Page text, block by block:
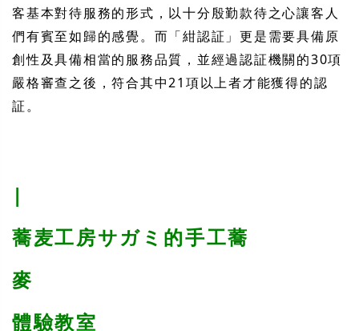
客基本對待服務的形式，以十分殷勤款待之心讓客人
們有賓至如歸的感覺。而「紺認証」更是需要具備原
創性及具備相當的服務品質，並經過認証機關的30項
嚴格審查之後，符合其中21項以上者才能獲得的認
証。
|
蕎麦工房サガミ的手工蕎
麥
體驗教室